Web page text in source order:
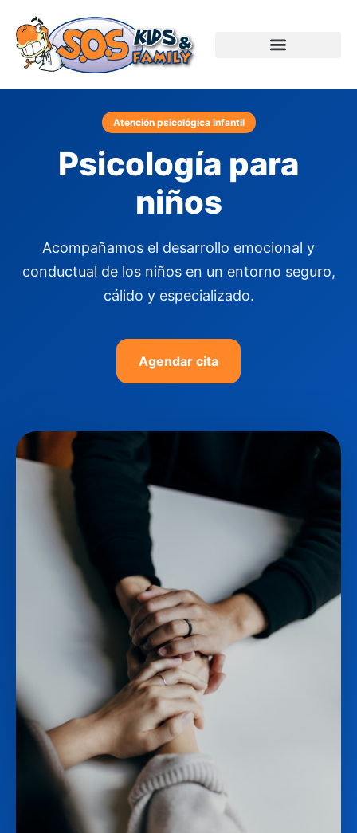
Atención psicológica infantil
Psicología para
niños
Acompañamos el desarrollo emocional y
conductual de los niños en un entorno seguro,
cálido y especializado.
Agendar cita